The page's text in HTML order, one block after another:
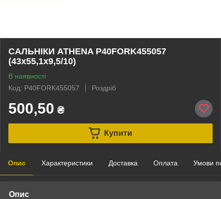
САЛЬНІКИ ATHENA P40FORK455057
(43x55,1x9,5/10)
В наявності
Код: P40FORK455057
Роздріб
500,50 ₴
Купити
Опис Характеристики Доставка Оплата Умови
Опис